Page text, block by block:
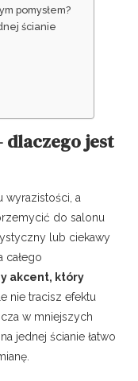
pomysłem?
ścianie
dlaczego jest
wyrazistości, a
do salonu
lub ciekawy
całego
akcent, który
nie tracisz efektu
w mniejszych
jednej ścianie łatwo